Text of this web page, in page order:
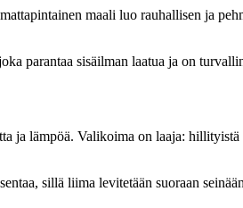
maali luo rauhallisen ja
parantaa sisäilman laatua ja on
ja lämpöä. Valikoima on laaja:
sillä liima levitetään suoraan